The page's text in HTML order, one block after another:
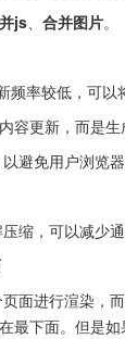
js、 合并图片。
率较低，可以
更新，而是
避免用户浏览
缩，可以减少通
面进行渲染，
最下面。但是